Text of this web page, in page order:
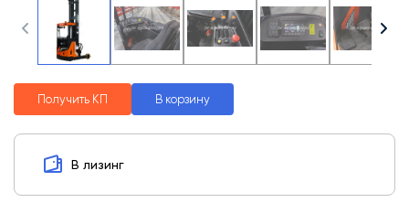
Получить КП В корзину
В лизинг